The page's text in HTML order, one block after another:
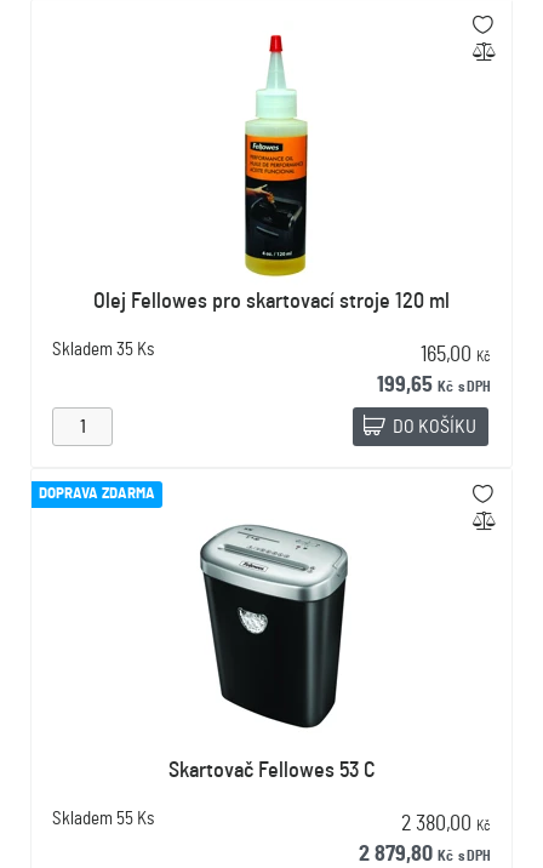
Olej Fellowes pro skartovací stroje 120 ml
Skladem 35 Ks 165,00 Kč
199,65 Kč s DPH
DO KOŠÍKU
DOPRAVA ZDARMA
Skartovač Fellowes 53 C
Skladem 55 Ks 2 380,00 Kč
2 879,80 Kč s DPH